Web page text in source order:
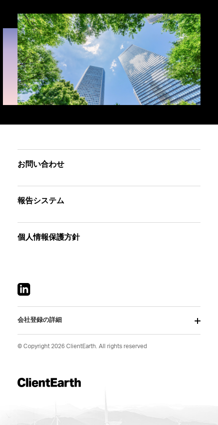
お問い合わせ
報告システム
個人情報保護方針
会社登録の詳細
© Copyright 2026 ClientEarth. All rights reserved